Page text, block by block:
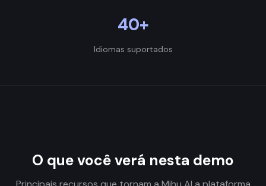
40+
Idiomas suportados
O que você verá nesta demo